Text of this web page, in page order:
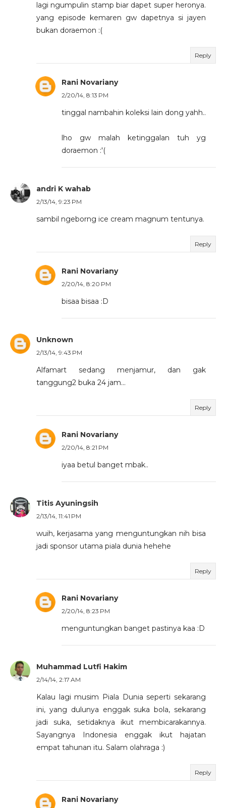
lagi ngumpulin stamp biar dapet super heronya.
yang episode kemaren gw dapetnya si jayen
bukan doraemon :(
Reply
Rani Novariany
2/20/14, 8:13 PM
tinggal nambahin koleksi lain dong yahh..
lho gw malah ketinggalan tuh yg
doraemon :'(
andri K wahab
2/13/14, 9:23 PM
sambil ngeborng ice cream magnum tentunya.
Reply
Rani Novariany
2/20/14, 8:20 PM
bisaa bisaa :D
Unknown
2/13/14, 9:43 PM
Alfamart sedang menjamur, dan gak
tanggung2 buka 24 jam...
Reply
Rani Novariany
2/20/14, 8:21 PM
iyaa betul banget mbak..
Titis Ayuningsih
2/13/14, 11:41 PM
wuih, kerjasama yang menguntungkan nih bisa
jadi sponsor utama piala dunia hehehe
Reply
Rani Novariany
2/20/14, 8:23 PM
menguntungkan banget pastinya kaa :D
Muhammad Lutfi Hakim
2/14/14, 2:17 AM
Kalau lagi musim Piala Dunia seperti sekarang
ini, yang dulunya enggak suka bola, sekarang
jadi suka, setidaknya ikut membicarakannya.
Sayangnya Indonesia enggak ikut hajatan
empat tahunan itu. Salam olahraga :)
Reply
Rani Novariany